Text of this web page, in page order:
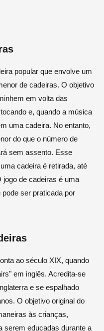
popular que envolve um
de cadeiras. O objetivo
em volta das
e, quando a música
uma cadeira. No entanto,
do que o número de
sem assento. Esse
cadeira é retirada, até
jogo de cadeiras é uma
ser praticada por
ao século XIX, quando
em inglês. Acredita-se
e se espalhado
O objetivo original do
às crianças,
serem educadas durante a